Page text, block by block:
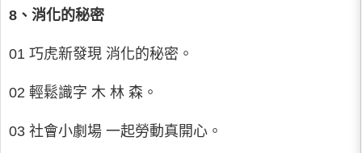
8、消化的秘密
01 巧虎新發現 消化的秘密。
02 輕鬆識字 木 林 森。
03 社會小劇場 一起勞動真開心。